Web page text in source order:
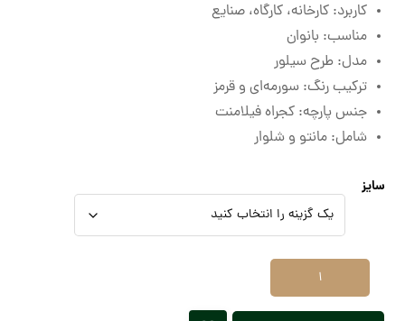
کاربرد: کارخانه، کارگاه، صنایع
مناسب: بانوان
مدل: طرح سیلور
ترکیب رنگ: سورمه‌ای و قرمز
جنس پارچه: کجراه فیلامنت
شامل: مانتو و شلوار
سایز